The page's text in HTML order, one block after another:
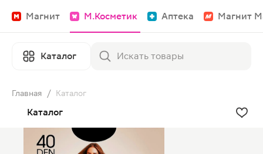
Магнит М.Косметик Аптека Магнит
Каталог
Главная / Каталог
Каталог